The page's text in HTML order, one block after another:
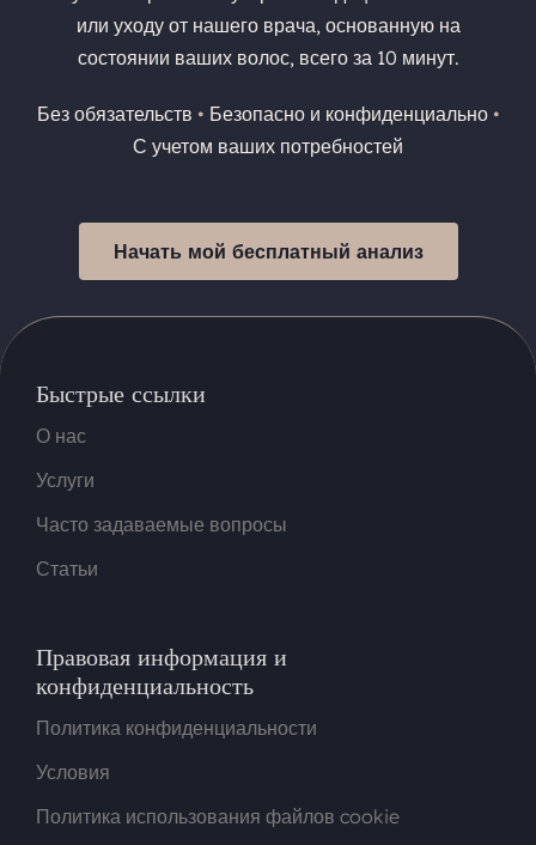
или уходу от нашего врача, основанную на
состоянии ваших волос, всего за 10 минут.
Без обязательств • Безопасно и конфиденциально •
С учетом ваших потребностей
Начать мой бесплатный анализ
Быстрые ссылки
О нас
Услуги
Часто задаваемые вопросы
Статьи
Правовая информация и
конфиденциальность
Политика конфиденциальности
Условия
Политика использования файлов cookie